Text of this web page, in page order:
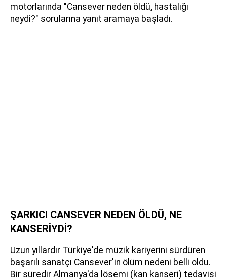
motorlarında "Cansever neden öldü, hastalığı
neydi?" sorularına yanıt aramaya başladı.
ŞARKICI CANSEVER NEDEN ÖLDÜ, NE
KANSERİYDİ?
Uzun yıllardır Türkiye'de müzik kariyerini sürdüren
başarılı sanatçı Cansever'in ölüm nedeni belli oldu.
Bir süredir Almanya'da lösemi (kan kanseri) tedavisi